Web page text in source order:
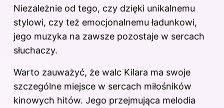
Niezależnie od tego, czy dzięki unikalnemu
stylowi, czy też emocjonalnemu ładunkowi,
jego muzyka na zawsze pozostaje w sercach
słuchaczy.
Warto zauważyć, że walc Kilara ma swoje
szczególne miejsce w sercach miłośników
kinowych hitów. Jego przejmująca melodia